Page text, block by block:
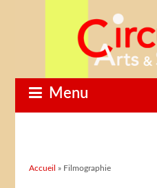
Menu
Vous êtes ici
Accueil » Filmographie